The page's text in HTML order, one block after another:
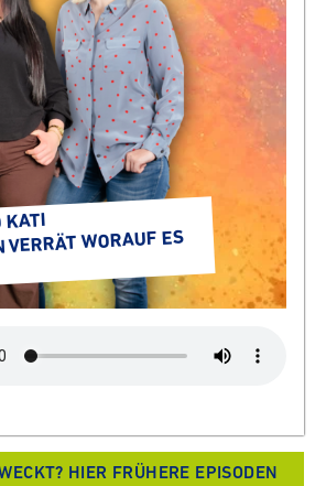
KATI
WORAUF ES
HIER FRÜHERE EPISODEN